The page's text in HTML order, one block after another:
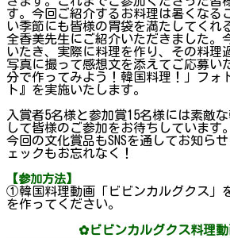
す。今回ご紹介するお料理は暑くなる
い季節にも皆様の胃袋を満たしてくれ
全香美先生にご紹介いただきました。
いたき、実際に料理を作り、その料理
写真に撮って感想文を添えてご応募い
分で作ってみよう！韓国料理！」フォ
ト』を実施いたします。
入賞者5名様と参加賞15名様には素敵
して皆様のご参加をお待ちしています。
今回の文化賞品もSNSを通してお知ら
ェックもお忘れなく！
【参加方法】
①韓国料理動画「ビビンカルグクス」
を作ってください。
✿ビビンカルグクス料